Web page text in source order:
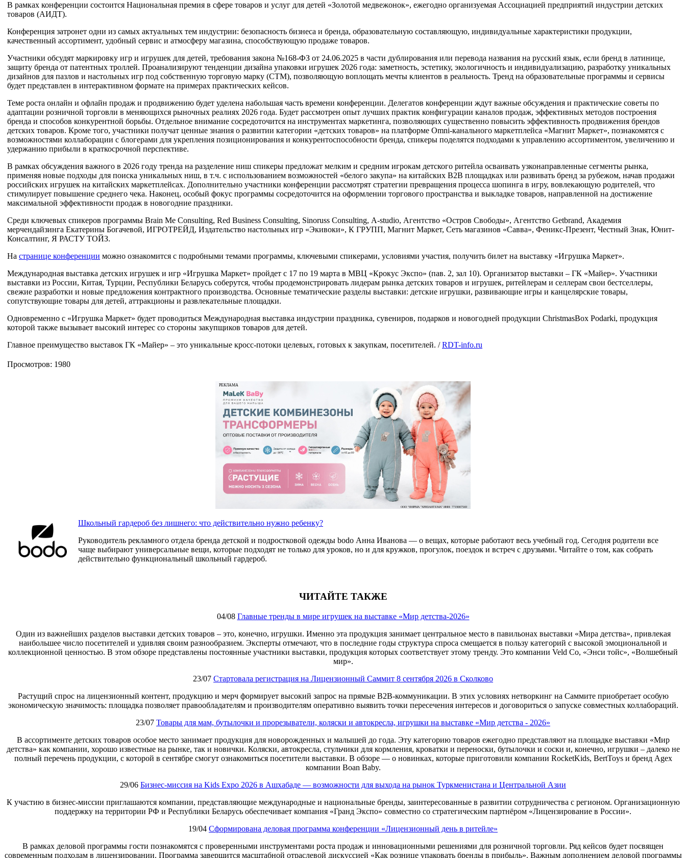
В рамках конференции состоится Национальная премия в сфере товаров и услуг для детей «Золотой медвежонок», ежегодно организуемая Ассоциацией предприятий индустрии детских
товаров (АИДТ).
Конференция затронет одни из самых актуальных тем индустрии: безопасность бизнеса и бренда, образовательную составляющую, индивидуальные характеристики продукции,
качественный ассортимент, удобный сервис и атмосферу магазина, способствующую продаже товаров.
Участники обсудят маркировку игр и игрушек для детей, требования закона №168-ФЗ от 24.06.2025 в части дублирования или перевода названия на русский язык, если бренд в латинице,
защиту бренда от патентных троллей. Проанализируют тенденции дизайна упаковки игрушек 2026 года: заметность, эстетику, экологичность и индивидуализацию, разработку уникальных
дизайнов для пазлов и настольных игр под собственную торговую марку (СТМ), позволяющую воплощать мечты клиентов в реальность. Тренд на образовательные программы и сервисы
будет представлен в интерактивном формате на примерах практических кейсов.
Теме роста онлайн и офлайн продаж и продвижению будет уделена набольшая часть времени конференции. Делегатов конференции ждут важные обсуждения и практические советы по
адаптации розничной торговли в меняющихся рыночных реалиях 2026 года. Будет рассмотрен опыт лучших практик конфигурации каналов продаж, эффективных методов построения
бренда и способов конкурентной борьбы. Отдельное внимание сосредоточится на инструментах маркетинга, позволяющих существенно повысить эффективность продвижения брендов
детских товаров. Кроме того, участники получат ценные знания о развитии категории «детских товаров» на платформе Omni-канального маркетплейса «Магнит Маркет», познакомятся с
возможностями коллаборации с блогерами для укрепления позиционирования и конкурентоспособности бренда, спикеры поделятся подходами к управлению ассортиментом, увеличению и
удержанию прибыли в краткосрочной перспективе.
В рамках обсуждения важного в 2026 году тренда на разделение ниш спикеры предложат мелким и средним игрокам детского ритейла осваивать узконаправленные сегменты рынка,
применяя новые подходы для поиска уникальных ниш, в т.ч. с использованием возможностей «белого закупа» на китайских B2B площадках или развивать бренд за рубежом, начав продажи
российских игрушек на китайских маркетплейсах. Дополнительно участники конференции рассмотрят стратегии превращения процесса шопинга в игру, вовлекающую родителей, что
стимулирует повышение среднего чека. Наконец, особый фокус программы сосредоточится на оформлении торгового пространства и выкладке товаров, направленной на достижение
максимальной эффективности продаж в новогодние праздники.
Среди ключевых спикеров программы Brain Me Consulting, Red Business Consulting, Sinoruss Consulting, А-studio, Агентство «Остров Свободы», Агентство Getbrand, Академия
мерчендайзинга Екатерины Богачевой, ИГРОТРЕЙД, Издательство настольных игр «Экивоки», К ГРУПП, Магнит Маркет, Сеть магазинов «Савва», Феникс-Презент, Честный Знак, Юнит-
Консалтинг, Я РАСТУ ТОЙЗ.
На странице конференции можно ознакомится с подробными темами программы, ключевыми спикерами, условиями участия, получить билет на выставку «Игрушка Маркет».
Международная выставка детских игрушек и игр «Игрушка Маркет» пройдет с 17 по 19 марта в МВЦ «Крокус Экспо» (пав. 2, зал 10). Организатор выставки – ГК «Майер». Участники
выставки из России, Китая, Турции, Республики Беларусь соберутся, чтобы продемонстрировать лидерам рынка детских товаров и игрушек, ритейлерам и селлерам свои бестселлеры,
свежие разработки и новые предложения контрактного производства. Основные тематические разделы выставки: детские игрушки, развивающие игры и канцелярские товары,
сопутствующие товары для детей, аттракционы и развлекательные площадки.
Одновременно с «Игрушка Маркет» будет проводиться Международная выставка индустрии праздника, сувениров, подарков и новогодней продукции ChristmasBox Podarki, продукция
которой также вызывает высокий интерес со стороны закупщиков товаров для детей.
Главное преимущество выставок ГК «Майер» – это уникальные кросс-потоки целевых, готовых к закупкам, посетителей. /RDT-info.ru
Просмотров: 1980
РЕКЛАМА
ООО "ФИРМА "ХРИЗАНТЕМА" ИНН: 7719007569
Школьный гардероб без лишнего: что действительно нужно ребенку?
Руководитель рекламного отдела бренда детской и подростковой одежды bodo Анна Иванова — о вещах, которые работают весь учебный год. Сегодня родители все
чаще выбирают универсальные вещи, которые подходят не только для уроков, но и для кружков, прогулок, поездок и встреч с друзьями. Читайте о том, как собрать
действительно функциональный школьный гардероб.
ЧИТАЙТЕ ТАКЖЕ
04/08 Главные тренды в мире игрушек на выставке «Мир детства-2026»
Один из важнейших разделов выставки детских товаров – это, конечно, игрушки. Именно эта продукция занимает центральное место в павильонах выставки «Мира детства», привлекая
наибольшее число посетителей и удивляя своим разнообразием. Эксперты отмечают, что в последние годы структура спроса смещается в пользу категорий с высокой эмоциональной и
коллекционной ценностью. В этом обзоре представлены постоянные участники выставки, продукция которых соответствует этому тренду. Это компании Veld Co, «Энси тойс», «Волшебный
мир».
23/07 Стартовала регистрация на Лицензионный Саммит 8 сентября 2026 в Сколково
Растущий спрос на лицензионный контент, продукцию и мерч формирует высокий запрос на прямые B2B-коммуникации. В этих условиях нетворкинг на Саммите приобретает особую
экономическую значимость: площадка позволяет правообладателям и производителям оперативно выявить точки пересечения интересов и договориться о запуске совместных коллабораций.
23/07 Товары для мам, бутылочки и прорезыватели, коляски и автокресла, игрушки на выставке «Мир детства - 2026»
В ассортименте детских товаров особое место занимает продукция для новорожденных и малышей до года. Эту категорию товаров ежегодно представляют на площадке выставки «Мир
детства» как компании, хорошо известные на рынке, так и новички. Коляски, автокресла, стульчики для кормления, кроватки и переноски, бутылочки и соски и, конечно, игрушки – далеко не
полный перечень продукции, с которой в сентябре смогут ознакомиться посетители выставки. В обзоре — о новинках, которые приготовили компании RocketKids, BertToys и бренд Agex
компании Boan Baby.
29/06 Бизнес‑миссия на Kids Expo 2026 в Ашхабаде — возможности для выхода на рынок Туркменистана и Центральной Азии
К участию в бизнес‑миссии приглашаются компании, представляющие международные и национальные бренды, заинтересованные в развитии сотрудничества с регионом. Организационную
поддержку на территории РФ и Республики Беларусь обеспечивает компания «Гранд Экспо» совместно со стратегическим партнёром «Лицензирование в России».
19/04 Сформирована деловая программа конференции «Лицензионный день в ритейле»
В рамках деловой программы гости познакомятся с проверенными инструментами роста продаж и инновационными решениями для розничной торговли. Ряд кейсов будет посвящен
современным подходам в лицензировании. Программа завершится масштабной отраслевой дискуссией «Как рознице упаковать бренды в прибыль». Важным дополнением деловой программы